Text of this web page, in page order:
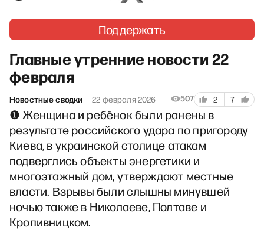
Поддержать
Главные утренние новости 22
февраля
Новостные сводки 22 февраля 2026 507 2 7
❶ Женщина и ребёнок были ранены в
результате российского удара по пригороду
Киева, в украинской столице атакам
подверглись объекты энергетики и
многоэтажный дом, утверждают местные
власти. Взрывы были слышны минувшей
ночью также в Николаеве, Полтаве и
Кропивницком.